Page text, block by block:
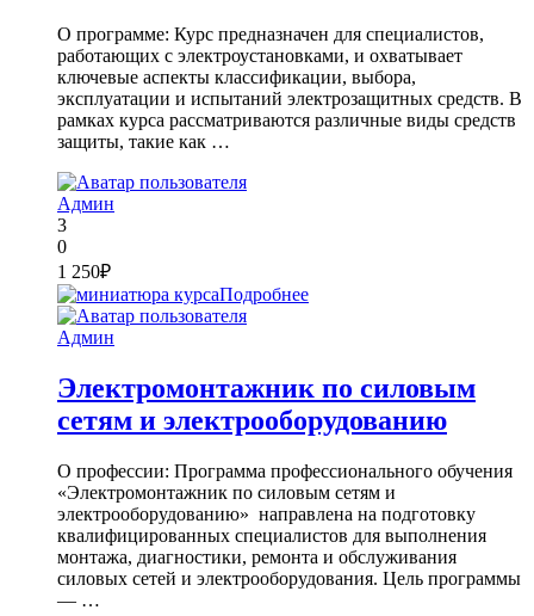
О программе: Курс предназначен для специалистов,
работающих с электроустановками, и охватывает
ключевые аспекты классификации, выбора,
эксплуатации и испытаний электрозащитных средств. В
рамках курса рассматриваются различные виды средств
защиты, такие как …
Админ
3
0
1 250₽
Подробнее
Админ
Электромонтажник по силовым
сетям и электрооборудованию
О профессии: Программа профессионального обучения
«Электромонтажник по силовым сетям и
электрооборудованию» направлена на подготовку
квалифицированных специалистов для выполнения
монтажа, диагностики, ремонта и обслуживания
силовых сетей и электрооборудования. Цель программы
— …